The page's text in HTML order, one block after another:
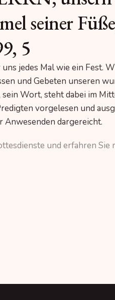
seiner
5
jedes Mal wie ein Fest.
und Gebeten unseren
sein Wort, steht dabei im
vorgelesen und
Anwesenden dargereicht.
und erfahren